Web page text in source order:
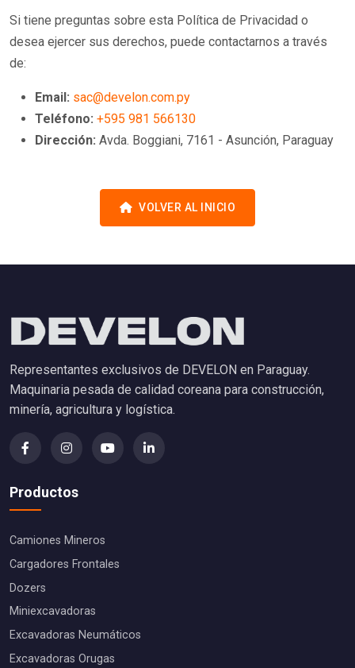
Si tiene preguntas sobre esta Política de Privacidad o
desea ejercer sus derechos, puede contactarnos a través
de:
Email: sac@develon.com.py
Teléfono: +595 981 566130
Dirección: Avda. Boggiani, 7161 - Asunción, Paraguay
VOLVER AL INICIO
Representantes exclusivos de DEVELON en Paraguay.
Maquinaria pesada de calidad coreana para construcción,
minería, agricultura y logística.
Productos
Camiones Mineros
Cargadores Frontales
Dozers
Miniexcavadoras
Excavadoras Neumáticos
Excavadoras Orugas